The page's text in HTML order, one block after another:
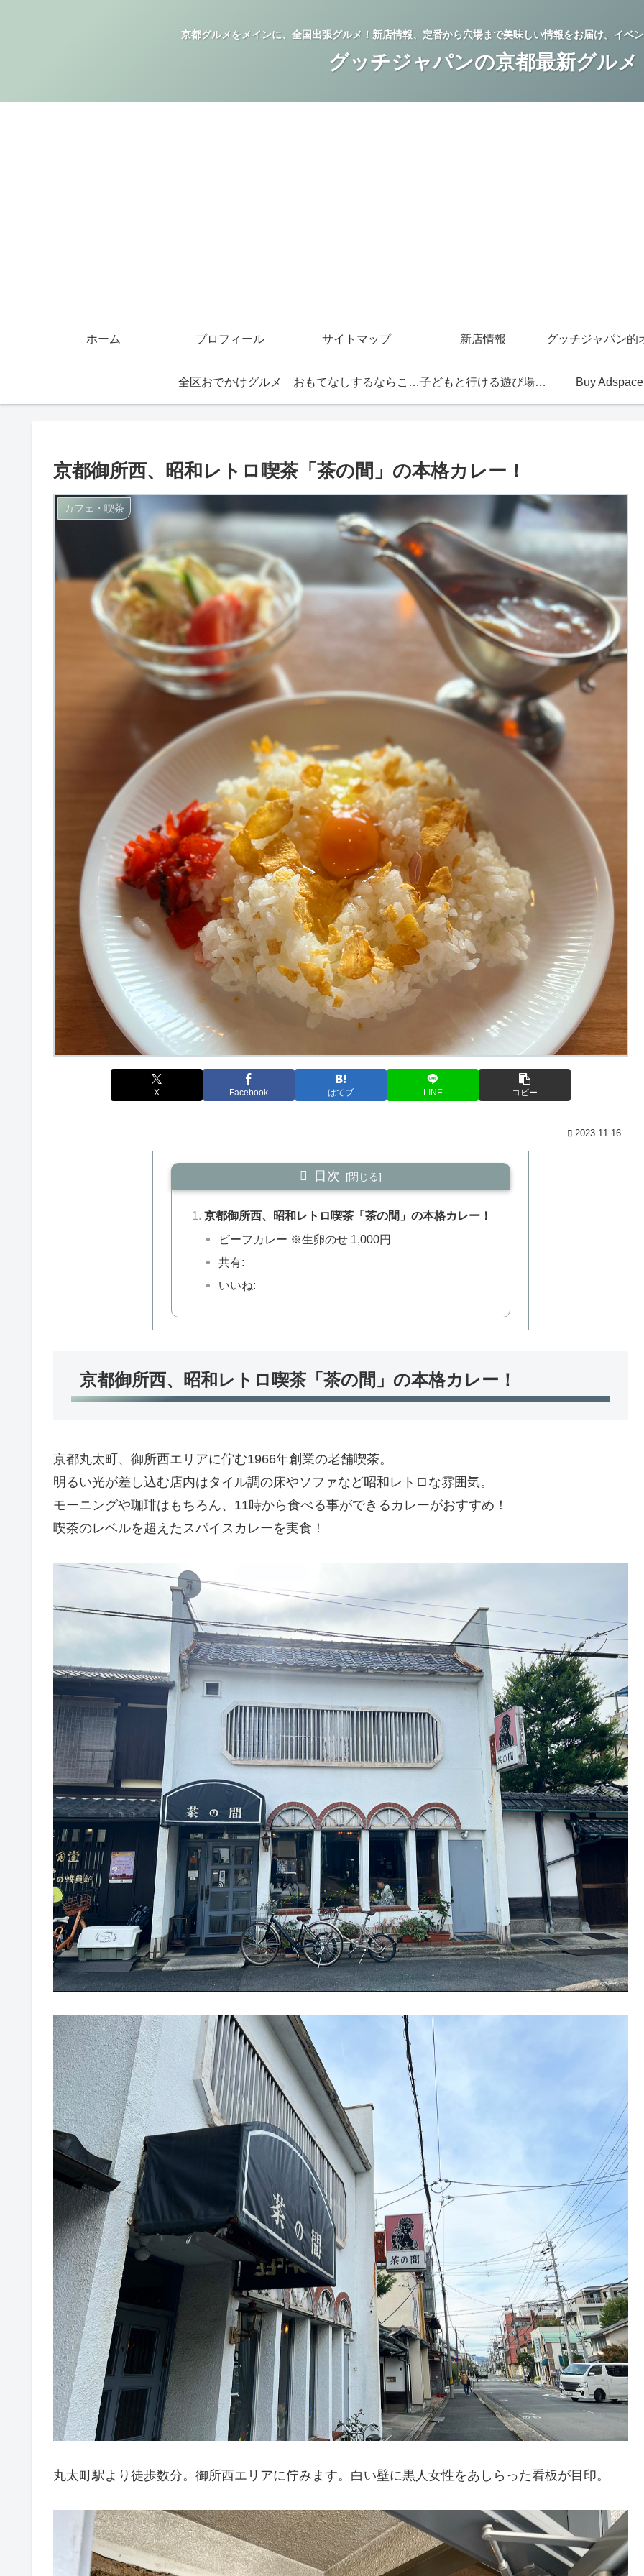
京都グルメをメインに、全国出張グルメ！新店情報、定番から穴場まで美味しい情報をお届け。イベ
グッチジャパンの京都最新グルメ
ホーム プロフィール サイトマップ 新店情報
全区おでかけグルメ おもてなしするならこの店 子どもと行ける遊び場・お店 Buy Adspace
京都御所西、昭和レトロ喫茶「茶の間」の本格カレー！
カフェ・喫茶
X Facebook はてブ LINE コピー
2023.11.16
目次
京都御所西、昭和レトロ喫茶「茶の間」の本格カレー！
ビーフカレー ※生卵のせ 1,000円
共有:
いいね:
京都御所西、昭和レトロ喫茶「茶の間」の本格カレー！
京都丸太町、御所西エリアに佇む1966年創業の老舗喫茶。
明るい光が差し込む店内はタイル調の床やソファなど昭和レトロな雰囲気。
モーニングや珈琲はもちろん、11時から食べる事ができるカレーがおすすめ！
喫茶のレベルを超えたスパイスカレーを実食！
丸太町駅より徒歩数分。御所西エリアに佇みます。白い壁に黒人女性をあしらった看板が目印。